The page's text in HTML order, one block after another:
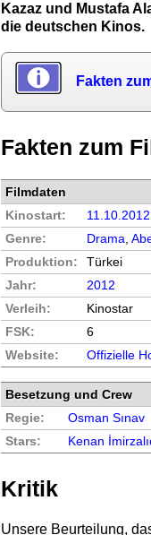
Kazaz und Mustafa
die deutschen Kinos.
Fakten
Fakten zum
Filmdaten
Kinostart:
11.10.2012
Genre:
Drama,
Produktion:
Türkei
Jahr:
2012
Verleih:
Kinostar
FSK:
6
Website:
Offizielle
Besetzung und Crew
Regie:
Osman Sınav
Stars:
Kenan
Kritik
Unsere Beurteilung,